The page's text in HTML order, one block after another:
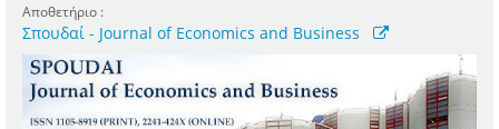
Αποθετήριο :
Σπουδαί - Journal of Economics and Business